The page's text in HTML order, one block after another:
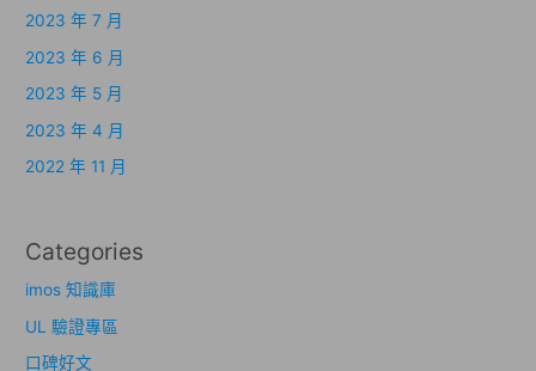
2023 年 7 月
2023 年 6 月
2023 年 5 月
2023 年 4 月
2022 年 11 月
Categories
imos 知識庫
UL 驗證專區
口碑好文